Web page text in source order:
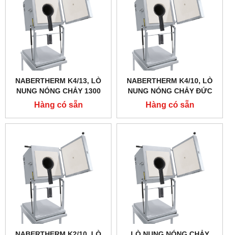
NABERTHERM K4/13, LÒ
NUNG NÓNG CHẢY 1300
ĐỘ, DUNG TÍCH 3 LÍT
Hàng có sẵn
NABERTHERM K4/10, LÒ
NUNG NÓNG CHẢY ĐỨC
1000 ĐỘ, DUNG TÍCH 3 LÍT
Hàng có sẵn